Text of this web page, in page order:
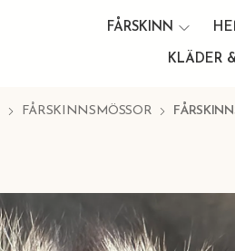
FÅRSKINN
KLÄDER
FÅRSKINNSMÖSSOR